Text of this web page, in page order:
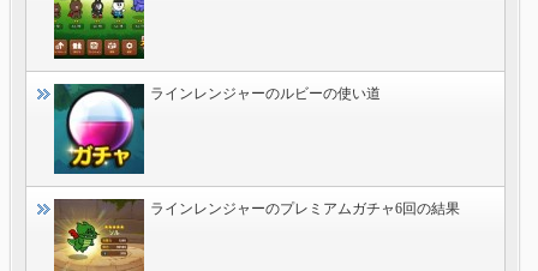
ラインレンジャーのルビーの使い道
ラインレンジャーのプレミアムガチャ6回の結果